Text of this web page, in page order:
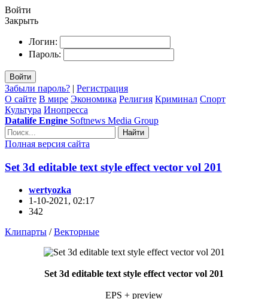
Войти
Закрыть
Логин:
Пароль:
Войти
Забыли пароль? | Регистрация
О сайте В мире Экономика Религия Криминал Спорт
Культура Инопресса
Datalife Engine Softnews Media Group
Найти
Полная версия сайта
Set 3d editable text style effect vector vol 201
wertyozka
1-10-2021, 02:17
342
Клипарты /Векторные
Set 3d editable text style effect vector vol 201
EPS + preview